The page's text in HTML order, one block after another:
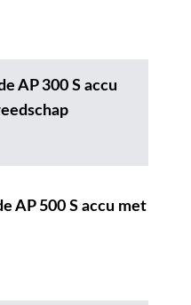
AP 300 S accu
AP 500 S accu met